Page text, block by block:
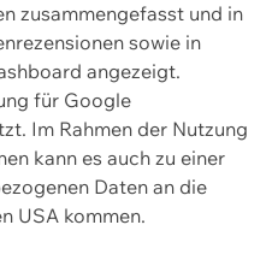
zusammengefasst und in
sowie in
angezeigt.
für Google
Im Rahmen der Nutzung
kann es auch zu einer
Daten an die
USA kommen.